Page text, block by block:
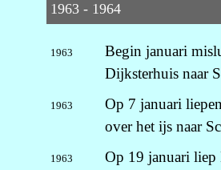
1963 - 1964
1963
Begin januari
Dijksterhuis naar
1963
Op 7 januari
over het ijs naar
1963
Op 19 januari